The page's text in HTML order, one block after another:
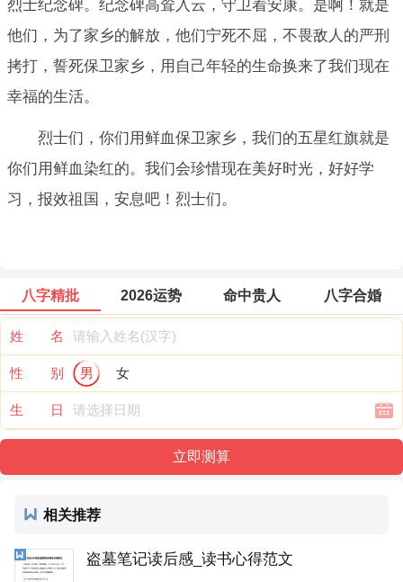
烈士纪念碑。纪念碑高耸入云，守卫着安康。是啊！就是
他们，为了家乡的解放，他们宁死不屈，不畏敌人的严刑
拷打，誓死保卫家乡，用自己年轻的生命换来了我们现在
幸福的生活。
烈士们，你们用鲜血保卫家乡，我们的五星红旗就是
你们用鲜血染红的。我们会珍惜现在美好时光，好好学
习，报效祖国，安息吧！烈士们。
八字精批 2026运势 命中贵人 八字合婚
姓 名
性 别 男 女
生 日
相关推荐
盗墓笔记读后感_读书心得范文